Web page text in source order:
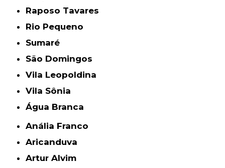
Raposo Tavares
Rio Pequeno
Sumaré
São Domingos
Vila Leopoldina
Vila Sônia
Água Branca
Anália Franco
Aricanduva
Artur Alvim